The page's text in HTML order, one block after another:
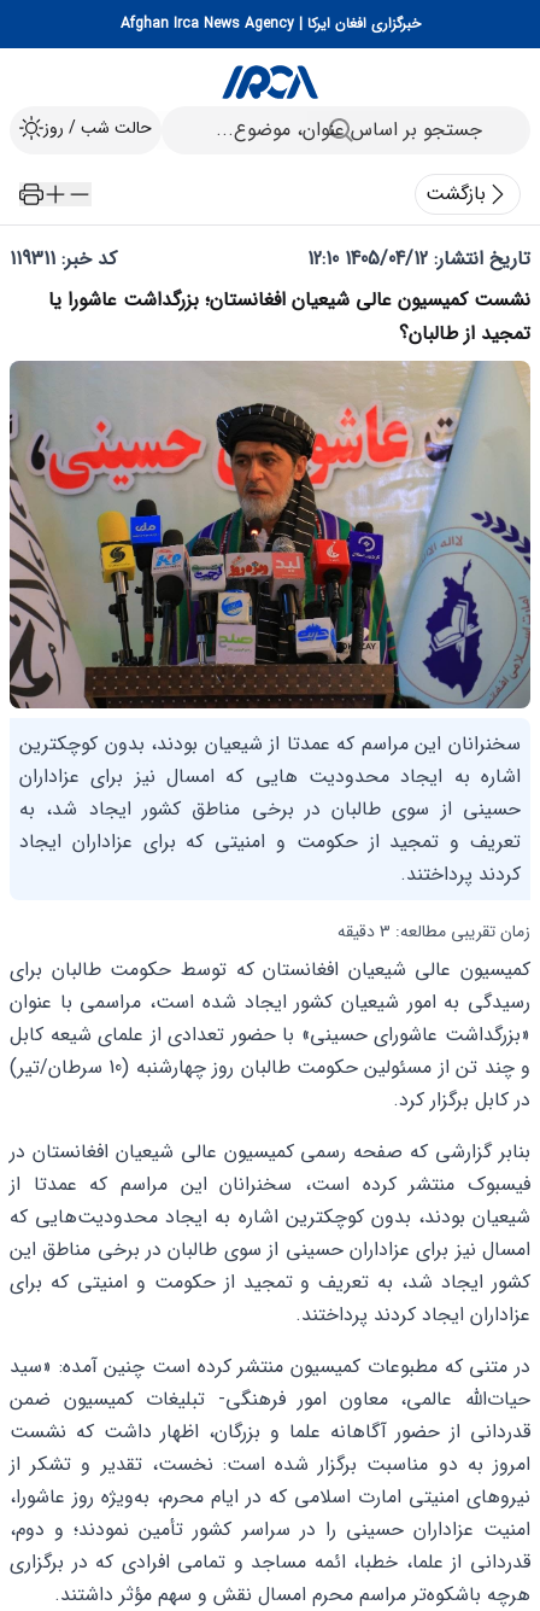
خبرگزاری افغان ایرکا | Afghan Irca News Agency
حالت شب / روز
بازگشت
تاریخ انتشار: 1405/04/12 12:10
کد خبر: 119311
نشست کمیسیون عالی شیعیان افغانستان؛ بزرگداشت عاشورا یا
تمجید از طالبان؟
سخنرانان این مراسم که عمدتا از شیعیان بودند، بدون کوچکترین
اشاره به ایجاد محدودیت هایی که امسال نیز برای عزاداران
حسینی از سوی طالبان در برخی مناطق کشور ایجاد شد، به
تعریف و تمجید از حکومت و امنیتی که برای عزاداران ایجاد
کردند پرداختند.
زمان تقریبی مطالعه: 3 دقیقه
کمیسیون عالی شیعیان افغانستان که توسط حکومت طالبان برای
رسیدگی به امور شیعیان کشور ایجاد شده است، مراسمی با عنوان
«بزرگداشت عاشورای حسینی» با حضور تعدادی از علمای شیعه کابل
و چند تن از مسئولین حکومت طالبان روز چهارشنبه (10 سرطان/تیر)
در کابل برگزار کرد.
بنابر گزارشی که صفحه رسمی کمیسیون عالی شیعیان افغانستان در
فیسبوک منتشر کرده است، سخنرانان این مراسم که عمدتا از
شیعیان بودند، بدون کوچکترین اشاره به ایجاد محدودیت‌هایی که
امسال نیز برای عزاداران حسینی از سوی طالبان در برخی مناطق این
کشور ایجاد شد، به تعریف و تمجید از حکومت و امنیتی که برای
عزاداران ایجاد کردند پرداختند.
در متنی که مطبوعات کمیسیون منتشر کرده است چنین آمده: «سید
حیات‌الله عالمی، معاون امور فرهنگی- تبلیغات کمیسیون ضمن
قدردانی از حضور آگاهانه علما و بزرگان، اظهار داشت که نشست
امروز به دو مناسبت برگزار شده است: نخست، تقدیر و تشکر از
نیروهای امنیتی امارت اسلامی که در ایام محرم، به‌ویژه روز عاشورا،
امنیت عزاداران حسینی را در سراسر کشور تأمین نمودند؛ و دوم،
قدردانی از علما، خطبا، ائمه مساجد و تمامی افرادی که در برگزاری
هرچه باشکوه‌تر مراسم محرم امسال نقش و سهم مؤثر داشتند.